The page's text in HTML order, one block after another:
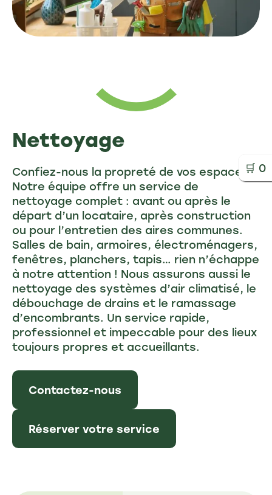
🛒 0
Nettoyage
Confiez-nous la propreté de vos espaces !
Notre équipe offre un service de
nettoyage complet : avant ou après le
départ d’un locataire, après construction
ou pour l’entretien des aires communes.
Salles de bain, armoires, électroménagers,
fenêtres, planchers, tapis… rien n’échappe
à notre attention ! Nous assurons aussi le
nettoyage des systèmes d’air climatisé, le
débouchage de drains et le ramassage
d’encombrants. Un service rapide,
professionnel et impeccable pour des lieux
toujours propres et accueillants.
Contactez-nous
Réserver votre service